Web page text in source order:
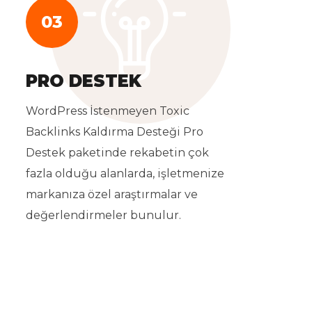
03
PRO DESTEK
WordPress İstenmeyen Toxic
Backlinks Kaldırma Desteği Pro
Destek paketinde rekabetin çok
fazla olduğu alanlarda, işletmenize
markanıza özel araştırmalar ve
değerlendirmeler bunulur.